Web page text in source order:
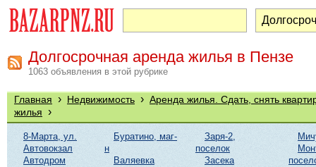
Долгосрочная аренда жилья в Пензе
1063 объявления в этой рубрике
Главная › Недвижимость › Аренда жилья. Сдать, снять
жилья ›
8-Марта, ул.
Автовокзал
Автодром
Буратино, маг-
н
Валяевка
Заря-2,
поселок
Засека